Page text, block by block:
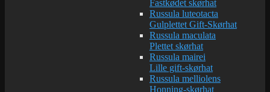
Fastkødet skørhat
Russula luteotacta
Gulplettet Gift-Skørhat
Russula maculata
Plettet skørhat
Russula mairei
Lille gift-skørhat
Russula melliolens
Honning-skørhat